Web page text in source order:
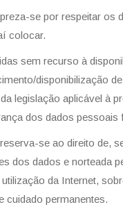
preza-se por respeitar os
colocar.
sem recurso à
disponibilização
legislação aplicável à
dos dados pessoais
reserva-se ao direito de,
dos dados e norteada
da Internet,
cuidado permanentes.